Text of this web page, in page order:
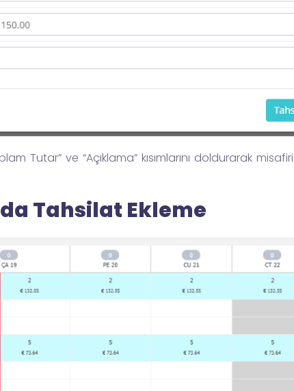
Tutar” ve “Açıklama” kısımlarını doldurarak
Tahsilat Ekleme